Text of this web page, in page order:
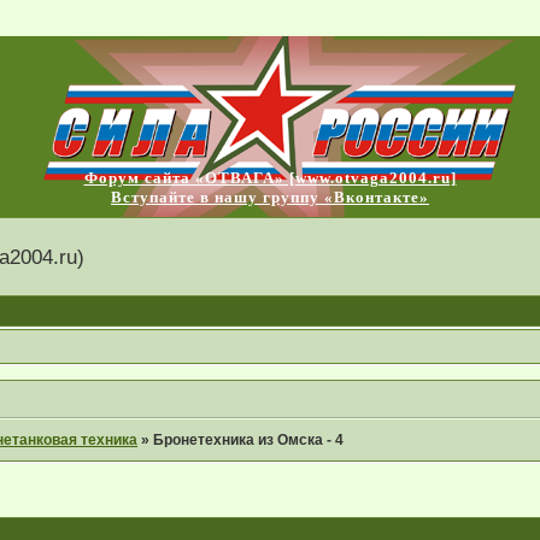
Форум сайта «ОТВАГА» [www.otvaga2004.ru]
Вступайте в нашу группу «Вконтакте»
техника » Бронетехника из Омска - 4